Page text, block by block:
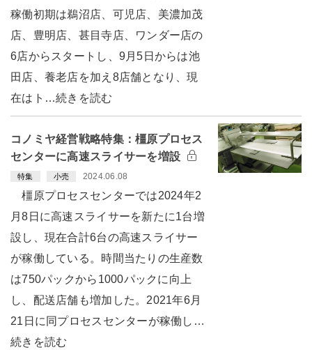
稼働初期は鵜沼店、可児店、美濃加茂
店、豊明店、甚目寺店、ワンダー店の
6店からスタートし、9月5日からは池
田店、養老店を加え8店舗となり、現
在はト…続きを読む
コノミヤ経営戦略特集：橿原プロセス
センターに高速スライサーを増設
特集 小売 2024.06.08
橿原プロセスセンターでは2024年2
月8日に高速スライサーを新たに1台増
設し、現在合計6台の高速スライサー
が稼働している。時間当たりの生産数
は750パックから1000パックに向上
し、配送店舗も増加した。2021年6月
21日に同プロセスセンターが稼働し…
続きを読む